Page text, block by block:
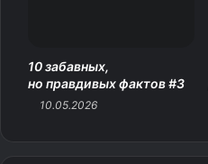
10 забавных,
но правдивых фактов #3
10.05.2026